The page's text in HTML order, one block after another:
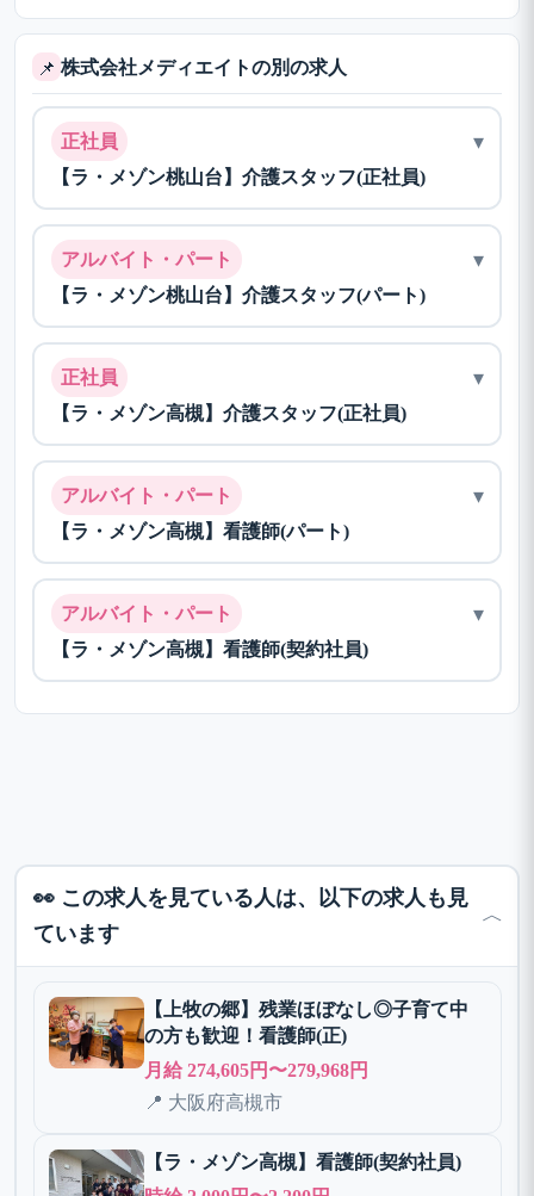
📌 株式会社メディエイトの別の求人
正社員
【ラ・メゾン桃山台】介護スタッフ(正社員)
▾
アルバイト・パート
【ラ・メゾン桃山台】介護スタッフ(パート)
▾
正社員
【ラ・メゾン高槻】介護スタッフ(正社員)
▾
アルバイト・パート
【ラ・メゾン高槻】看護師(パート)
▾
アルバイト・パート
【ラ・メゾン高槻】看護師(契約社員)
▾
👀 この求人を見ている人は、以下の求人も見
ています
﹀
【上牧の郷】残業ほぼなし◎子育て中
の方も歓迎！看護師(正)
月給 274,605円〜279,968円
📍 大阪府高槻市
【ラ・メゾン高槻】看護師(契約社員)